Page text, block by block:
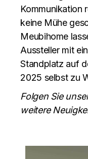
Kommunikation
keine Mühe
Meubihome
Aussteller mit
Standplatz auf
2025 selbst zu
Folgen Sie
weitere